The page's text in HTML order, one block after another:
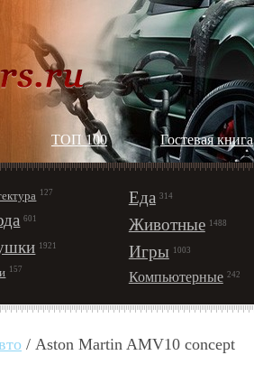
ТОП 100 Гостевая книга
127
601
1921
157
Еда 314
Животные 1488
Игры 1003
Компьютерные 242
/ Aston Martin AMV10 concept